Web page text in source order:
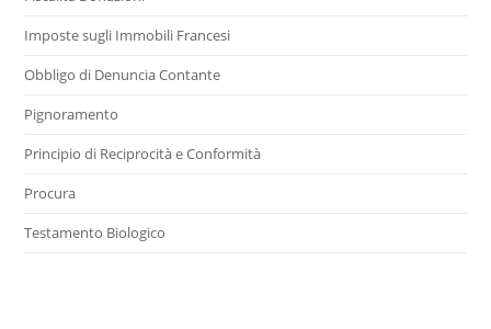
Imposte sugli Immobili Francesi
Obbligo di Denuncia Contante
Pignoramento
Principio di Reciprocità e Conformità
Procura
Testamento Biologico